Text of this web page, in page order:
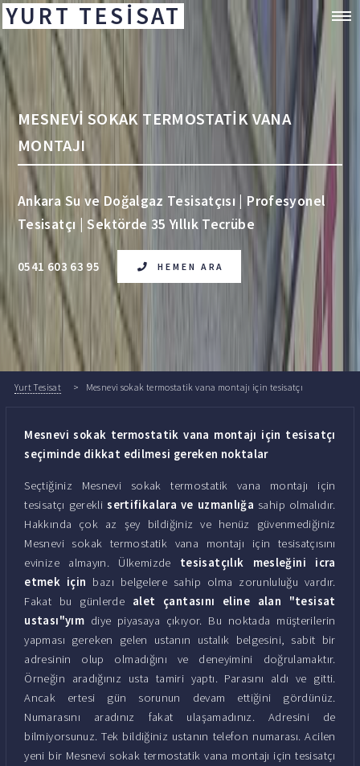
YURT TESİSAT
MESNEVİ SOKAK TERMOSTATİK VANA
MONTAJI
Ankara Su ve Doğalgaz Tesisatçısı | Profesyonel
Tesisatçı | Sektörde 35 Yıllık Tecrübe
0541 603 63 95 HEMEN ARA
Yurt Tesisat Mesnevi sokak termostatik vana montajı için tesisatçı
Mesnevi sokak termostatik vana montajı için tesisatçı
seçiminde dikkat edilmesi gereken noktalar
Seçtiğiniz Mesnevi sokak termostatik vana montajı için
tesisatçı gereklisertifikalara ve uzmanlığa sahip olmalıdır.
Hakkında çok az şey bildiğiniz ve henüz güvenmediğiniz
Mesnevi sokak termostatik vana montajı için tesisatçısını
evinize almayın. Ülkemizde tesisatçılık mesleğini icra
etmek için bazı belgelere sahip olma zorunluluğu vardır.
Fakat bu günlerde alet çantasını eline alan "tesisat
ustası"yım diye piyasaya çıkıyor. Bu noktada müşterilerin
yapması gereken gelen ustanın ustalık belgesini, sabit bir
adresinin olup olmadığını ve deneyimini doğrulamaktır.
Örneğin aradığınız usta tamiri yaptı. Parasını aldı ve gitti.
Ancak ertesi gün sorunun devam ettiğini gördünüz.
Numarasını aradınız fakat ulaşamadınız. Adresini de
bilmiyorsunuz. Tek bildiğiniz ustanın telefon numarası. Acilen
yeni bir Mesnevi sokak termostatik vana montajı için tesisatçı